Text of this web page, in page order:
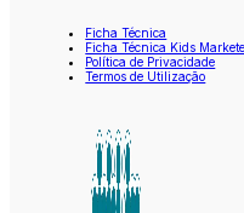
Ficha Técnica
Ficha Técnica Kids
Política de Privacidade
Termos de Utilização